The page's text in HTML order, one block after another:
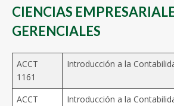
CIENCIAS
GERENCIALES
ACCT
1161
Introducción a la
ACCT
Introducción a la